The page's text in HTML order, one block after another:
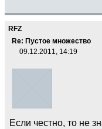
RFZ
Re: Пустое множество
09.12.2011, 14:19
Если честно, то не